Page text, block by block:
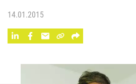
14.01.2015